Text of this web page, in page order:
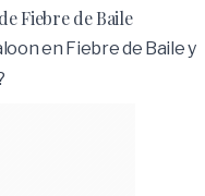
Fiebre de Baile
en Fiebre de Baile y